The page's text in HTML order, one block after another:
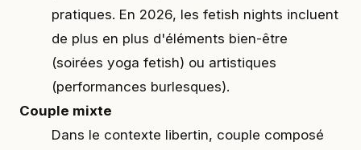
pratiques. En 2026, les fetish nights incluent
de plus en plus d'éléments bien-être
(soirées yoga fetish) ou artistiques
(performances burlesques).
Couple mixte
Dans le contexte libertin, couple composé